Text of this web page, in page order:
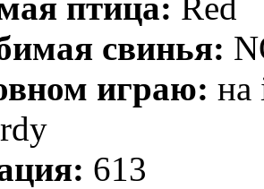
свинья:
играю: на
613